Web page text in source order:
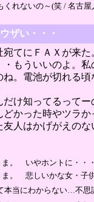
くれないの～(笑 / 名古屋
ザい・・・
宛てにＦＡＸが来
・もういいのよ。
ね。電池が切れる
だけ知ってるって
どかった時やツラ
人はかげがえのな
ま。 いやホントに・・
。 悲しいかな女・子
本当にわからない…不思